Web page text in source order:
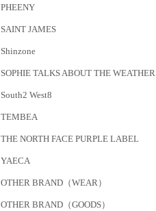
PHEENY
SAINT JAMES
Shinzone
SOPHIE TALKS ABOUT THE WEATHER
South2 West8
TEMBEA
THE NORTH FACE PURPLE LABEL
YAECA
OTHER BRAND（WEAR）
OTHER BRAND（GOODS）